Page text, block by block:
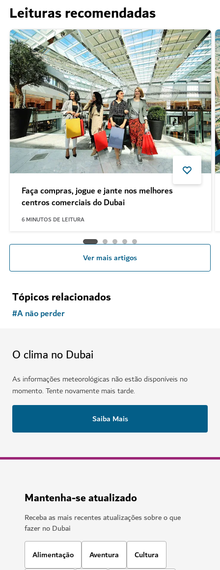
Leituras recomendadas
Faça compras, jogue e jante nos melhores
centros comerciais do Dubai
6 MINUTOS DE LEITURA
Ver mais artigos
Tópicos relacionados
#A não perder
O clima no Dubai
As informações meteorológicas não estão disponíveis no
momento. Tente novamente mais tarde.
Saiba Mais
Mantenha-se atualizado
Receba as mais recentes atualizações sobre o que
fazer no Dubai
Alimentação Aventura Cultura